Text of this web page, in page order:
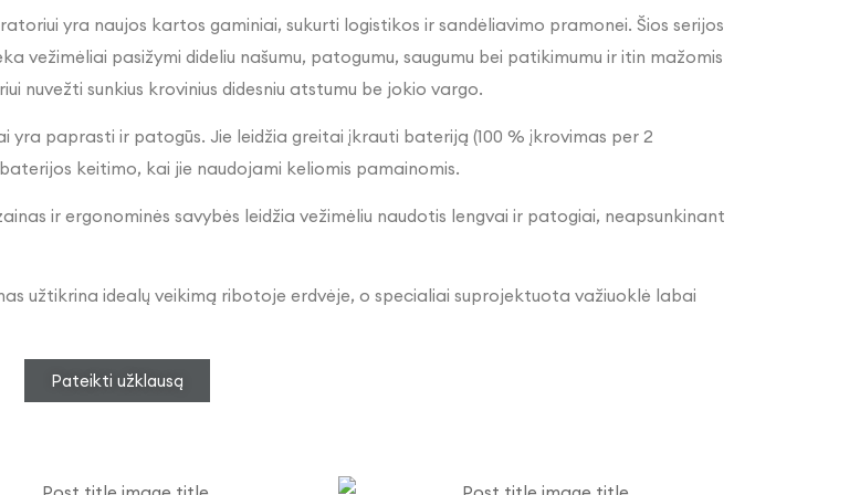
yra naujos kartos gaminiai, sukurti logistikos ir sandėliavimo pramonei. Šios serijos
vežimėliai pasižymi dideliu našumu, patogumu, saugumu bei patikimumu ir itin mažomis
nuvežti sunkius krovinius didesniu atstumu be jokio vargo.
yra paprasti ir patogūs. Jie leidžia greitai įkrauti bateriją (100 % įkrovimas per 2
keitimo, kai jie naudojami keliomis pamainomis.
ir ergonominės savybės leidžia vežimėliu naudotis lengvai ir patogiai, neapsunkinant
užtikrina idealų veikimą ribotoje erdvėje, o specialiai suprojektuota važiuoklė labai
Pateikti užklausą